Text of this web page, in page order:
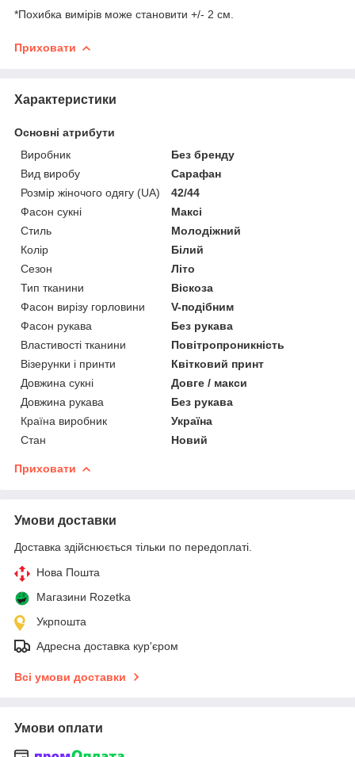
*Похибка вимірів може становити +/- 2 см.
Приховати
Характеристики
Основні атрибути
Виробник
Без бренду
Вид виробу
Сарафан
Розмір жіночого одягу (UA)
42/44
Фасон сукні
Максі
Стиль
Молодіжний
Колір
Білий
Сезон
Літо
Тип тканини
Віскоза
Фасон вирізу горловини
V-подібним
Фасон рукава
Без рукава
Властивості тканини
Повітропроникність
Візерунки і принти
Квітковий принт
Довжина сукні
Довге / макси
Довжина рукава
Без рукава
Країна виробник
Україна
Стан
Новий
Приховати
Умови доставки
Доставка здійснюється тільки по передоплаті.
Нова Пошта
Магазини Rozetka
Укрпошта
Адресна доставка кур'єром
Всі умови доставки
Умови оплати